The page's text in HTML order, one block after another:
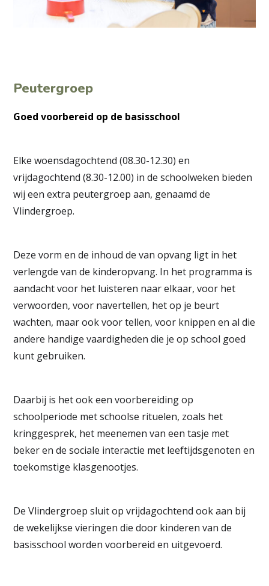
Peutergroep
Goed voorbereid op de basisschool
Elke woensdagochtend (08.30-12.30) en
vrijdagochtend (8.30-12.00) in de schoolweken bieden
wij een extra peutergroep aan, genaamd de
Vlindergroep.
Deze vorm en de inhoud de van opvang ligt in het
verlengde van de kinderopvang. In het programma is
aandacht voor het luisteren naar elkaar, voor het
verwoorden, voor navertellen, het op je beurt
wachten, maar ook voor tellen, voor knippen en al die
andere handige vaardigheden die je op school goed
kunt gebruiken.
Daarbij is het ook een voorbereiding op
schoolperiode met schoolse rituelen, zoals het
kringgesprek, het meenemen van een tasje met
beker en de sociale interactie met leeftijdsgenoten en
toekomstige klasgenootjes.
De Vlindergroep sluit op vrijdagochtend ook aan bij
de wekelijkse vieringen die door kinderen van de
basisschool worden voorbereid en uitgevoerd.